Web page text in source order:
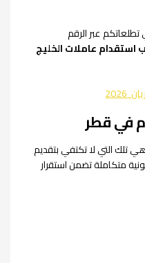
عبر الرقم
عاملات الخليج
في قطر
تلك التي لا تكتفي بتقديم
متكاملة تضمن استقرار